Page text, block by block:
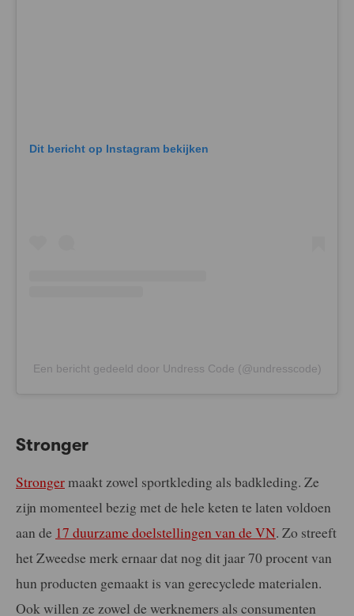
Dit bericht op Instagram bekijken
Een bericht gedeeld door Undress Code (@undresscode)
Stronger
Strongermaakt zowel sportkleding als badkleding. Ze
zijn momenteel bezig met de hele keten te laten voldoen
aan de 17 duurzame doelstellingen van de VN. Zo streeft
het Zweedse merk ernaar dat nog dit jaar 70 procent van
hun producten gemaakt is van gerecyclede materialen.
Ook willen ze zowel de werknemers als consumenten